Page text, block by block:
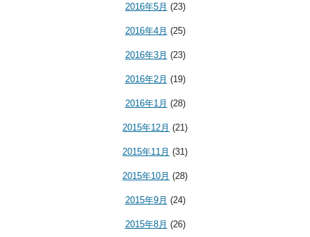
2016年5月 (23)
2016年4月 (25)
2016年3月 (23)
2016年2月 (19)
2016年1月 (28)
2015年12月 (21)
2015年11月 (31)
2015年10月 (28)
2015年9月 (24)
2015年8月 (26)